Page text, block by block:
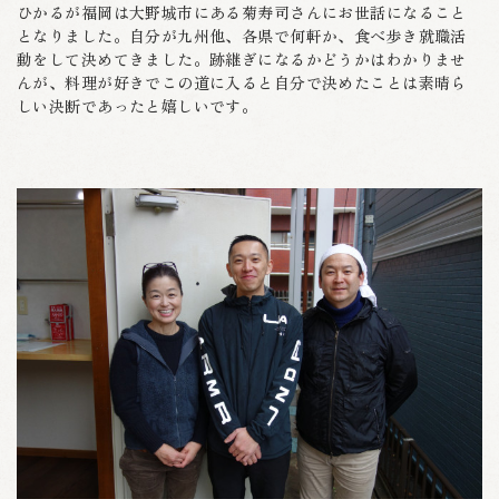
ひかるが福岡は大野城市にある菊寿司さんにお世話になること
となりました。自分が九州他、各県で何軒か、食べ歩き就職活
動をして決めてきました。跡継ぎになるかどうかはわかりませ
んが、料理が好きでこの道に入ると自分で決めたことは素晴ら
しい決断であったと嬉しいです。